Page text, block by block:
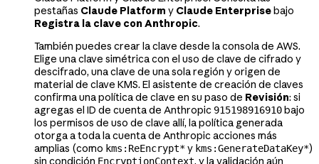
pestañas Claude Platform y Claude Enterprise bajo
Registra la clave con Anthropic.
También puedes crear la clave desde la consola de AWS.
Elige una clave simétrica con el uso de clave de cifrado y
descifrado, una clave de una sola región y origen de
material de clave KMS. El asistente de creación de claves
confirma una política de clave en su paso de Revisión: si
agregas el ID de cuenta de Anthropic 915198916910 bajo
los permisos de uso de clave allí, la política generada
otorga a toda la cuenta de Anthropic acciones más
amplias (como kms:ReEncrypt*y kms:GenerateDataKey*)
sin condición EncryptionContext, y la validación aún